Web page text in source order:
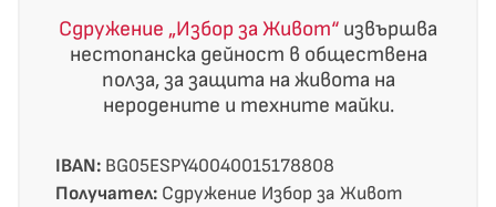
Сдружение „Избор за Живот“ извършва
нестопанска дейност в обществена
полза, за защита на живота на
неродените и техните майки.
IBAN: BG05ESPY40040015178808
Получател: Сдружение Избор за Живот